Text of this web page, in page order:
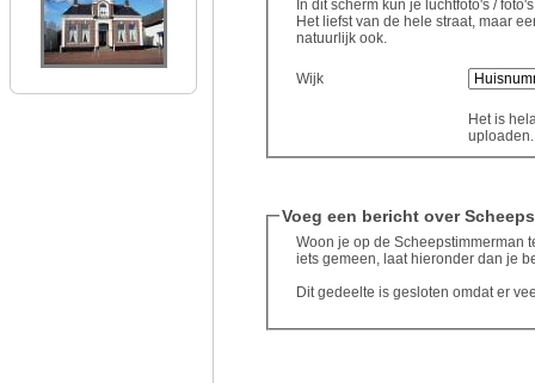
In dit scherm kun je luchtfoto's /
Het liefst van de hele straat, maar
natuurlijk ook.
Wijk
Het is
Voeg een bericht over
Woon je op de Scheepstimmerman
iets gemeen, laat hieronder dan je
Dit gedeelte is gesloten omdat er